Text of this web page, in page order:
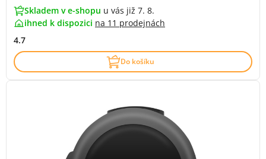
Skladem v e-shopu u vás již 7. 8.
ihned k dispozici na 11 prodejnách
4.7
Do košíku